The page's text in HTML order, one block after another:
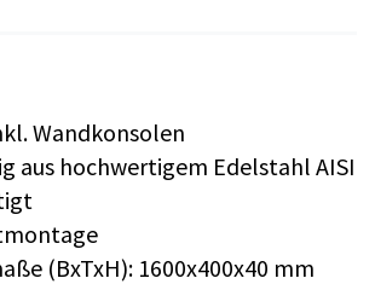
Wandkonsolen
aus hochwertigem Edelstahl AISI
(BxTxH): 1600x400x40 mm